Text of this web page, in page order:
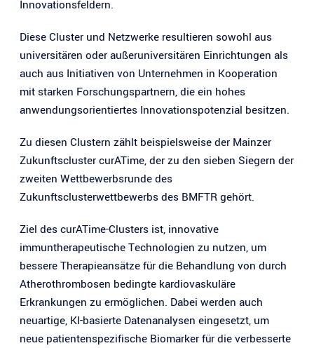
Innovationsfeldern.
Diese Cluster und Netzwerke resultieren sowohl aus
universitären oder außeruniversitären Einrichtungen als
auch aus Initiativen von Unternehmen in Kooperation
mit starken Forschungspartnern, die ein hohes
anwendungsorientiertes Innovationspotenzial besitzen.
Zu diesen Clustern zählt beispielsweise der Mainzer
Zukunftscluster curATime, der zu den sieben Siegern der
zweiten Wettbewerbsrunde des
Zukunftsclusterwettbewerbs des BMFTR gehört.
Ziel des curATime-Clusters ist, innovative
immuntherapeutische Technologien zu nutzen, um
bessere Therapieansätze für die Behandlung von durch
Atherothrombosen bedingte kardiovaskuläre
Erkrankungen zu ermöglichen. Dabei werden auch
neuartige, KI-basierte Datenanalysen eingesetzt, um
neue patientenspezifische Biomarker für die verbesserte